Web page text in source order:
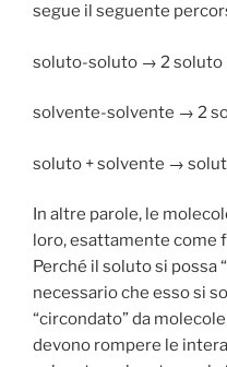
segue il seguente
soluto-soluto → 2 soluto
solvente-solvente → 2
soluto + solvente →
In altre parole, le
loro, esattamente come
Perché il soluto si possa
necessario che esso si
“circondato” da
devono rompere le